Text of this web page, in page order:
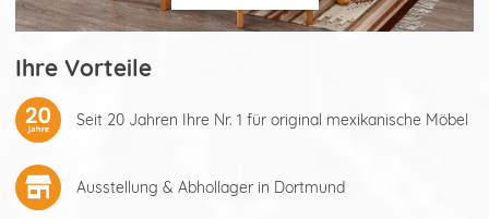
Ihre Vorteile
Seit 20 Jahren Ihre Nr. 1 für original mexikanische Möbel
Ausstellung & Abhollager in Dortmund